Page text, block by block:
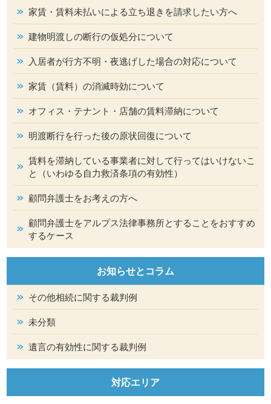
家賃・賃料未払いによる立ち退きを請求したい方へ
建物明渡しの断行の仮処分について
入居者が行方不明・夜逃げした場合の対応について
家賃（賃料）の消滅時効について
オフィス・テナント・店舗の賃料滞納について
明渡断行を行った後の原状回復について
賃料を滞納している事業者に対して行ってはいけないこ
と（いわゆる自力救済条項の有効性）
顧問弁護士をお考えの方へ
顧問弁護士をアルプス法律事務所とすることをおすすめ
するケース
お知らせとコラム
その他相続に関する裁判例
未分類
遺言の有効性に関する裁判例
対応エリア